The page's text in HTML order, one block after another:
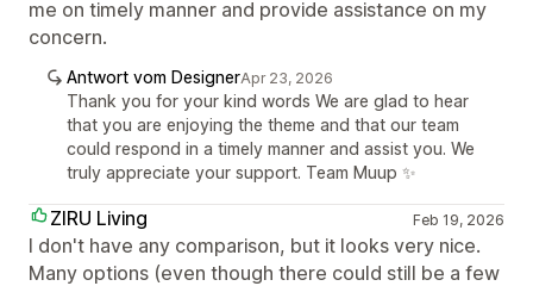
me on timely manner and provide assistance on my
concern.
Antwort vom DesignerApr 23, 2026
Thank you for your kind words We are glad to hear
that you are enjoying the theme and that our team
could respond in a timely manner and assist you. We
truly appreciate your support. Team Muup ✨
ZIRU Living Feb 19, 2026
I don't have any comparison, but it looks very nice.
Many options (even though there could still be a few